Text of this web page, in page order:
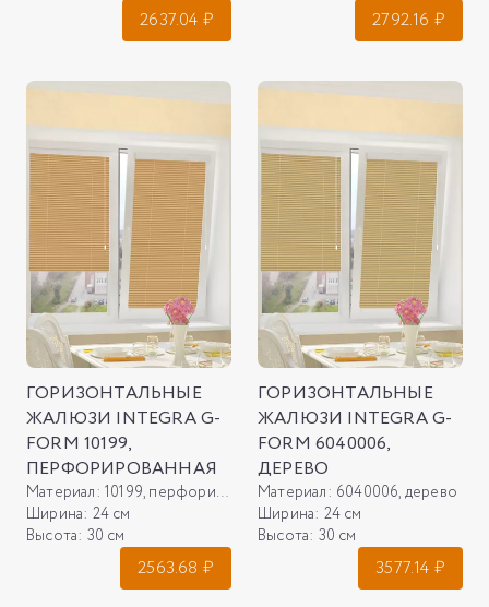
2637.04 ₽ 2792.16 ₽
ГОРИЗОНТАЛЬНЫЕ
ЖАЛЮЗИ INTEGRA G-
FORM 10199,
ПЕРФОРИРОВАННАЯ
Материал: 10199, перфорированная
Ширина: 24 см
Высота: 30 см
2563.68 ₽
ГОРИЗОНТАЛЬНЫЕ
ЖАЛЮЗИ INTEGRA G-
FORM 6040006,
ДЕРЕВО
Материал: 6040006, дерево
Ширина: 24 см
Высота: 30 см
3577.14 ₽